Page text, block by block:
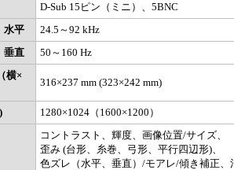
D-Sub 15ピン（ミニ）、5BNC
水平
24.5～92 kHz
垂直
50～160 Hz
横×
316×237 mm (323×242 mm)
1280×1024（1600×1200）
コントラスト、輝度、画像位置/サイズ、
歪み (台形、糸巻、弓形、平行四辺形)、
色ズレ（水平、垂直）/モアレ/傾き補正